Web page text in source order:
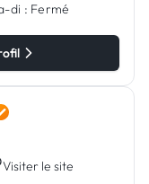
di : Fermé
Visiter le site